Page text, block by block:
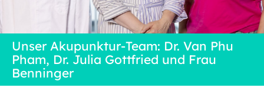
Unser Akupunktur-Team: Dr. Van Phu
Pham, Dr. Julia Gottfried und Frau
Benninger